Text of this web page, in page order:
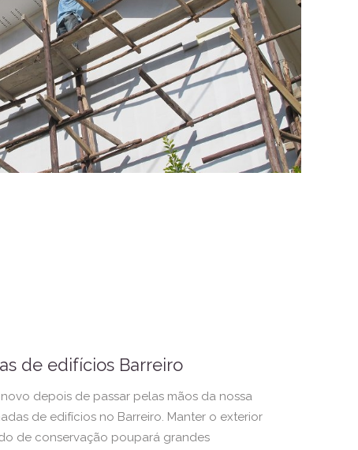
de edifícios Barreiro
depois de passar pelas mãos da nossa
de edifícios no Barreiro. Manter o exterior
de conservação poupará grandes